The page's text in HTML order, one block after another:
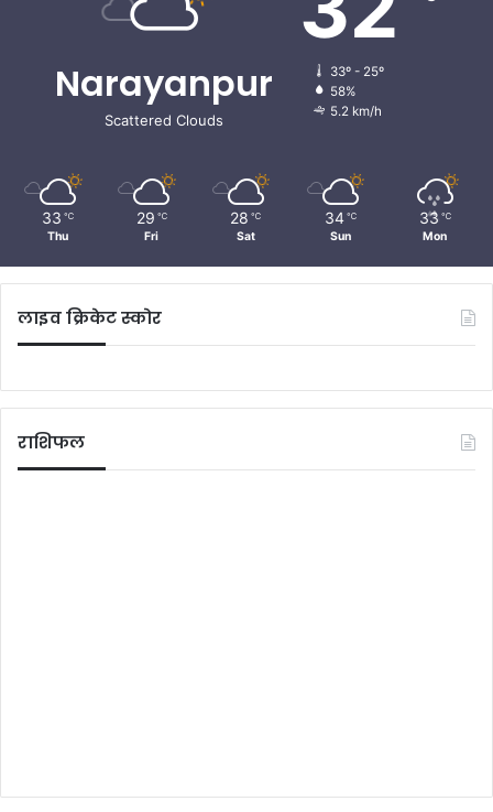
Narayanpur
Scattered Clouds
33º - 25º
58%
5.2 km/h
33 ℃
Thu
29 ℃
Fri
28 ℃
Sat
34 ℃
Sun
33 ℃
Mon
लाइव क्रिकेट स्कोर
राशिफल